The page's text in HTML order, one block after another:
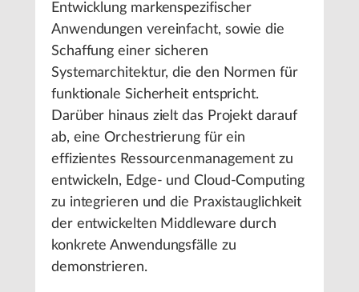
Entwicklung markenspezifischer
Anwendungen vereinfacht, sowie die
Schaffung einer sicheren
Systemarchitektur, die den Normen für
funktionale Sicherheit entspricht.
Darüber hinaus zielt das Projekt darauf
ab, eine Orchestrierung für ein
effizientes Ressourcenmanagement zu
entwickeln, Edge- und Cloud-Computing
zu integrieren und die Praxistauglichkeit
der entwickelten Middleware durch
konkrete Anwendungsfälle zu
demonstrieren.